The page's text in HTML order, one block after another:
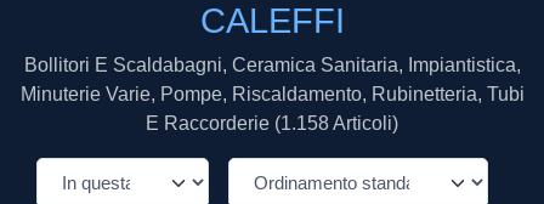
CALEFFI
Bollitori E Scaldabagni, Ceramica Sanitaria, Impiantistica,
Minuterie Varie, Pompe, Riscaldamento, Rubinetteria, Tubi
E Raccorderie (1.158 Articoli)